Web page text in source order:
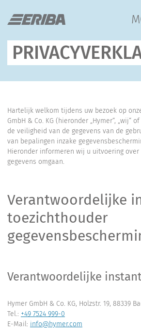
Hartelijk welkom tijdens uw bezoek op
GmbH & Co. KG (hieronder „Hymer“, „wij“
de veiligheid van de gegevens van de
van bepalingen inzake
Hieronder informeren wij u uitvoering
gegevens omgaan.
Verantwoordelijke
toezichthouder
Verantwoordelijke
Hymer GmbH & Co. KG, Holzstr. 19, 88339
Tel.: +49 7524 999-0
E-Mail: info@hymer.com